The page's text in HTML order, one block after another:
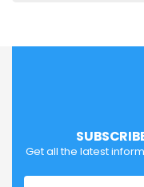
Get all the latest